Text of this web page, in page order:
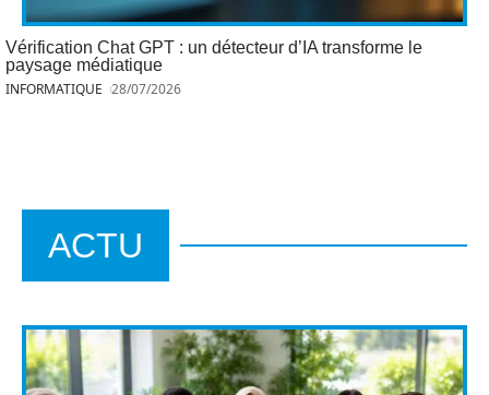
Vérification Chat GPT : un détecteur d’IA transforme le
paysage médiatique
INFORMATIQUE 28/07/2026
ACTU